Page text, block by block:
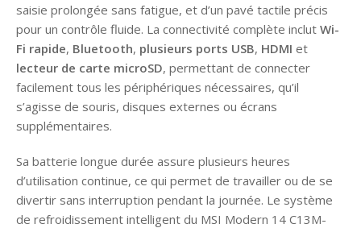
saisie prolongée sans fatigue, et d’un pavé tactile précis
pour un contrôle fluide. La connectivité complète inclut Wi-
Fi rapide, Bluetooth, plusieurs ports USB, HDMI et
lecteur de carte microSD, permettant de connecter
facilement tous les périphériques nécessaires, qu’il
s’agisse de souris, disques externes ou écrans
supplémentaires.
Sa batterie longue durée assure plusieurs heures
d’utilisation continue, ce qui permet de travailler ou de se
divertir sans interruption pendant la journée. Le système
de refroidissement intelligent du MSI Modern 14 C13M-